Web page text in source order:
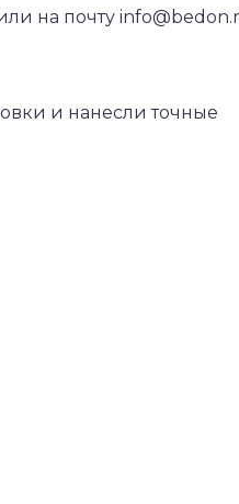
на почту
и нанесли точные